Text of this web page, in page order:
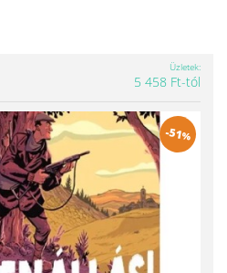
Üzletek
5 458 Ft-tól
-51%